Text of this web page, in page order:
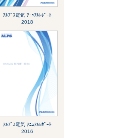
ｱﾙﾌﾟｽ電気 ｱﾆｭｱﾙﾚﾎﾟｰﾄ
2018
ｱﾙﾌﾟｽ電気 ｱﾆｭｱﾙﾚﾎﾟｰﾄ
2016